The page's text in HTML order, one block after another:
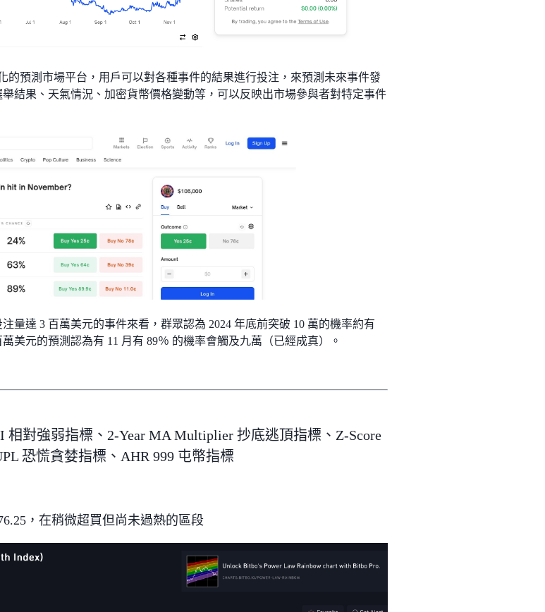
的預測市場平台，用戶可以對各種事件的結果進行投注，來預測未來事件發
結果、天氣情況、加密貨幣價格變動等，可以反映出市場參與者對特定事件
量達 3 百萬美元的事件來看，群眾認為 2024 年底前突破 10 萬的機率約有
美元的預測認為有 11 月有 89％ 的機率會觸及九萬（已經成真）。
相對強弱指標、2-Year MA Multiplier 抄底逃頂指標、Z-Score
恐慌貪婪指標、AHR 999 屯幣指標
，在稍微超買但尚未過熱的區段